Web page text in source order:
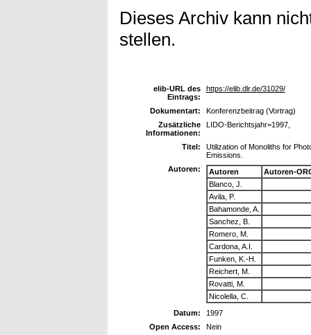
Dieses Archiv kann
stellen.
elib-URL des
Eintrags:
https://elib.dlr.de/31029/
Dokumentart:
Konferenzbeitrag (Vortrag)
Zusätzliche
Informationen:
LIDO-Berichtsjahr=1997,
Titel:
Utilization of Monoliths for
Emissions.
Autoren:
Autoren
Autoren-
Blanco, J.
Avila, P.
Bahamonde, A.
Sanchez, B.
Romero, M.
Cardona, A.I.
Funken, K.-H.
Reichert, M.
Rovatti, M.
Nicolella, C.
Datum:
1997
Open Access:
Nein